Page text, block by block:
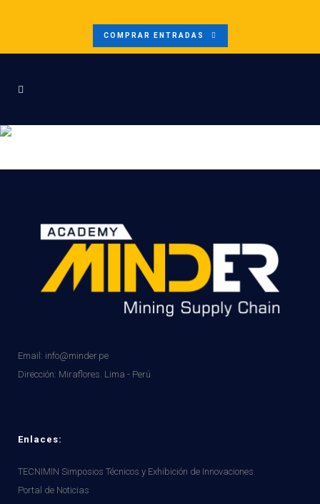
COMPRAR ENTRADAS
Email: info@minder.pe
Dirección: Miraflores. Lima - Perú
Enlaces:
TECNIMIN Simposios Técnicos y Exhibición de Innovaciones
Portal de Noticias